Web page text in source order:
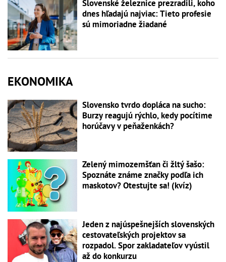
Slovenské železnice prezradili, koho
dnes hľadajú najviac: Tieto profesie
sú mimoriadne žiadané
EKONOMIKA
Slovensko tvrdo dopláca na sucho:
Burzy reagujú rýchlo, kedy pocítime
horúčavy v peňaženkách?
Zelený mimozemšťan či žltý šašo:
Spoznáte známe značky podľa ich
maskotov? Otestujte sa! (kvíz)
Jeden z najúspešnejších slovenských
cestovateľských projektov sa
rozpadol. Spor zakladateľov vyústil
až do konkurzu